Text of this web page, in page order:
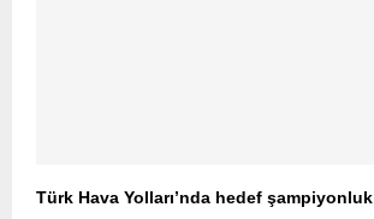
Türk Hava Yolları’nda hedef şampiyonluk